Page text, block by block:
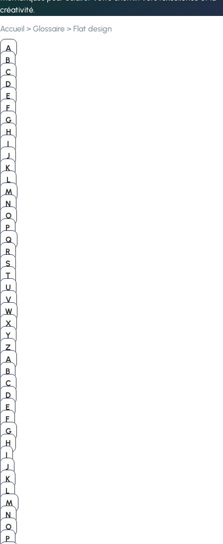
créativité.
Accueil > Glossaire > Flat design
A
B
C
D
E
F
G
H
I
J
K
L
M
N
O
P
Q
R
S
T
U
V
W
X
Y
Z
A
B
C
D
E
F
G
H
I
J
K
L
M
N
O
P